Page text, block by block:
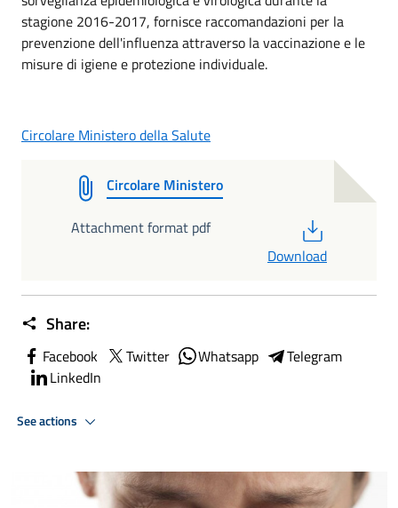
stagione 2016-2017, fornisce raccomandazioni per la
prevenzione dell'influenza attraverso la vaccinazione e le
misure di igiene e protezione individuale.
Circolare Ministero della Salute
Circolare Ministero
Attachment format pdf
Download
Share:
Facebook Twitter Whatsapp
Telegram
LinkedIn
See actions